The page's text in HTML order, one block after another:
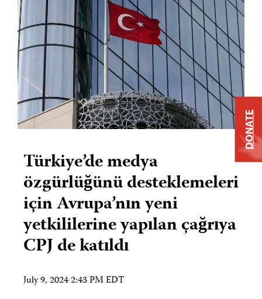
Türkiye’de medya
özgürlüğünü desteklemeleri
için Avrupa’nın yeni
yetkililerine yapılan çağrıya
CPJ de katıldı
July 9, 2024 2:43 PM EDT
DONATE